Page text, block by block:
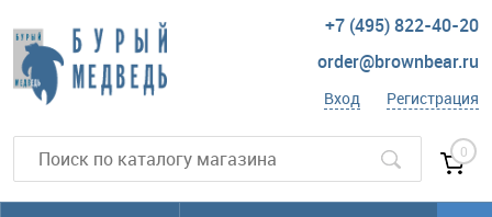
+7 (495) 822-40-20
order@brownbear.ru
Вход Регистрация
0